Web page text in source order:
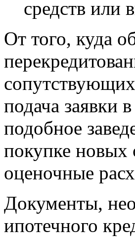
средств или
От того, куда
подача заявки
подобное
покупке новых
оценочные
Документы,
ипотечного